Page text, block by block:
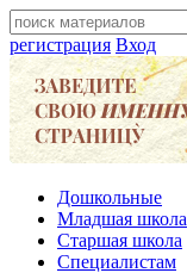
регистрация Вход
Дошкольные
Младшая школа
Старшая школа
Специалистам